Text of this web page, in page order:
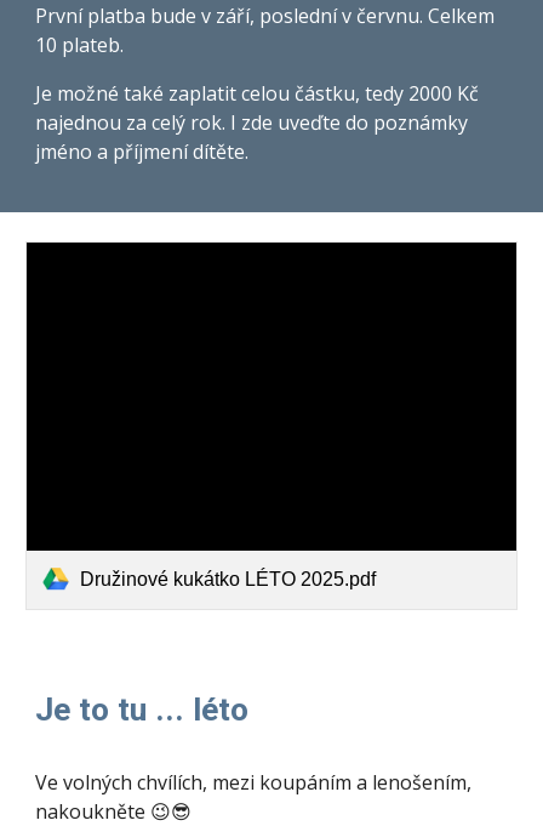
První platba bude v září, poslední v červnu. Celkem
10 plateb.
Je možné také zaplatit celou částku, tedy 2000 Kč
najednou za celý rok. I zde uveďte do poznámky
jméno a příjmení dítěte.
Družinové kukátko LÉTO 2025.pdf
Je to tu ... léto
Ve volných chvílích, mezi koupáním a lenošením,
nakoukněte 😉😎